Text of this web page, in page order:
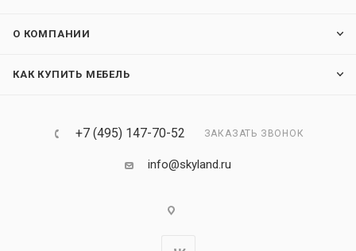
О КОМПАНИИ
КАК КУПИТЬ МЕБЕЛЬ
+7 (495) 147-70-52 ЗАКАЗАТЬ ЗВОНОК
info@skyland.ru